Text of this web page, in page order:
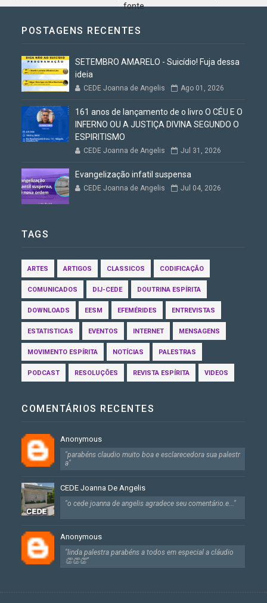
fonte
POSTAGENS RECENTES
SETEMBRO AMARELO - Suicídio! Fuja dessa
ideia
CEDE Joanna de Angelis Ago 01, 2026
161 anos de lançamento de o livro O CÉU E O
INFERNO OU A JUSTIÇA DIVINA SEGUNDO O
ESPIRITISMO
CEDE Joanna de Angelis Jul 31, 2026
Evangelização infatil suspensa
CEDE Joanna de Angelis Jul 04, 2026
TAGS
ARTES ARTIGOS CLASSICOS CODIFICAÇÃO
COMUNICADOS DIJ-CEDE DOUTRINA ESPÍRITA
DOWNLOADS EESM EFEMÉRIDES ENTREVISTAS
ESTATISTICAS EVENTOS INTERNET MENSAGENS
MOVIMENTO ESPÍRITA NOTÍCIAS PALESTRAS
PODCAST RESOLUÇÕES REVISTA ESPÍRITA VIDEOS
COMENTÁRIOS RECENTES
Anonymous
"parabéns claudio muito boa e esclarecedora sua palestr
a"
CEDE Joanna De Angelis
"o cede joanna de angelis agradece seu comentário.e..."
Anonymous
"linda palestra parabéns a todos em especial a cláudio
👏👏👏"